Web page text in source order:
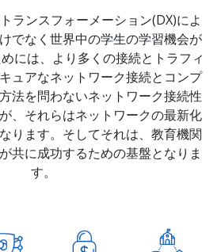
ランスフォーメーション(DX)によ
でなく世界中の学生の学習機会が
には、より多くの接続とトラフィ
ュアなネットワーク接続とコンプ
法を問わないネットワーク接続性
、それらはネットワークの最新化
ります。そしてそれは、教育機関
共に成功するための基盤となりま
す。